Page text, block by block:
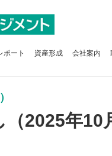
ポート 資産形成 会社案内
2025年10